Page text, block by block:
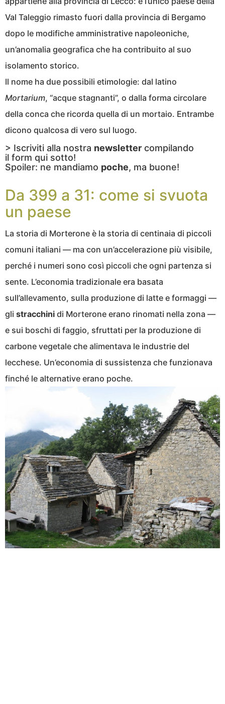
Val Taleggio rimasto fuori dalla provincia di Bergamo
dopo le modifiche amministrative napoleoniche,
un’anomalia geografica che ha contribuito al suo
isolamento storico.
Il nome ha due possibili etimologie: dal latino
Mortarium, “acque stagnanti”, o dalla forma circolare
della conca che ricorda quella di un mortaio. Entrambe
dicono qualcosa di vero sul luogo.
> Iscriviti alla nostra newsletter compilando
il form qui sotto!
Spoiler: ne mandiamo poche, ma buone!
Da 399 a 31: come si svuota
un paese
La storia di Morterone è la storia di centinaia di piccoli
comuni italiani — ma con un’accelerazione più visibile,
perché i numeri sono così piccoli che ogni partenza si
sente. L’economia tradizionale era basata
sull’allevamento, sulla produzione di latte e formaggi —
gli stracchini di Morterone erano rinomati nella zona —
e sui boschi di faggio, sfruttati per la produzione di
carbone vegetale che alimentava le industrie del
lecchese. Un’economia di sussistenza che funzionava
finché le alternative erano poche.